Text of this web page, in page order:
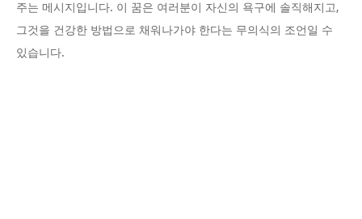
주는 메시지입니다. 이 꿈은 여러분이 자신의 욕구에 솔직해지고,
그것을 건강한 방법으로 채워나가야 한다는 무의식의 조언일 수
있습니다.